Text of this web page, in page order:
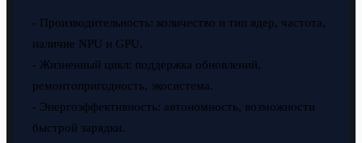
- Производительность: количество и тип ядер, частота,
наличие NPU и GPU.
- Жизненный цикл: поддержка обновлений,
ремонтопригодность, экосистема.
- Энергоэффективность: автономность, возможности
быстрой зарядки.